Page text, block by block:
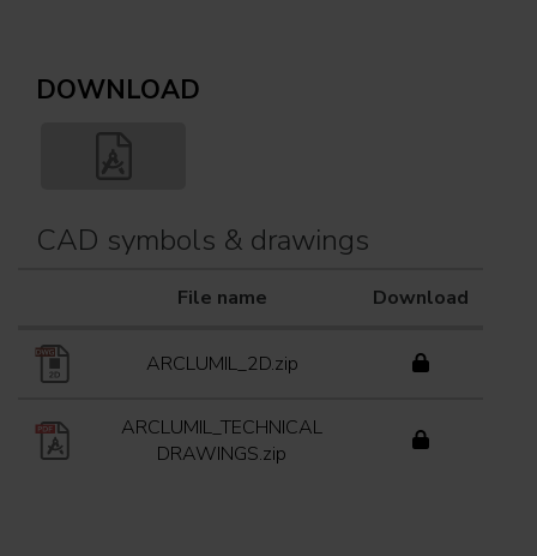
DOWNLOAD
CAD symbols & drawings
File name Download
ARCLUMIL_2D.zip
ARCLUMIL_TECHNICAL
DRAWINGS.zip